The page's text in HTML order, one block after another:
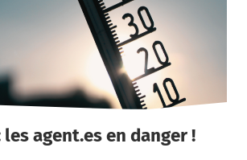
les agent.es en danger !